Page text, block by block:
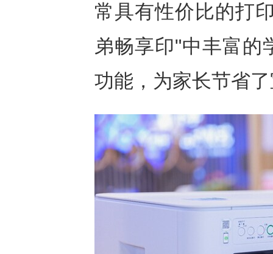
常具有性价比的打
弟畅享印"中丰富的
功能，为家长节省